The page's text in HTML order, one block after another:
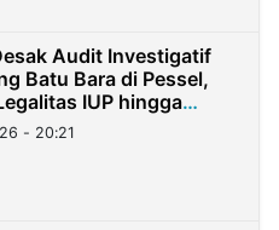
Audit Investigatif
Batu Bara di Pessel,
IUP hingga
- 20:21